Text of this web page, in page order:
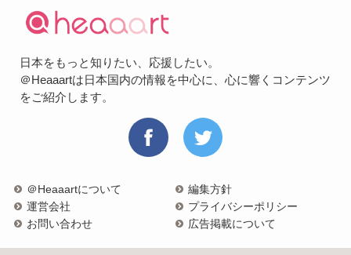
日本をもっと知りたい、応援したい。
＠Heaaartは日本国内の情報を中心に、心に響くコンテンツ
をご紹介します。
＠Heaaartについて
編集方針
運営会社
プライバシーポリシー
お問い合わせ
広告掲載について